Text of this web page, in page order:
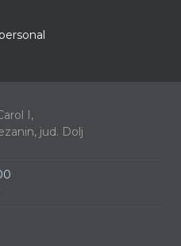
I,
jud. Dolj